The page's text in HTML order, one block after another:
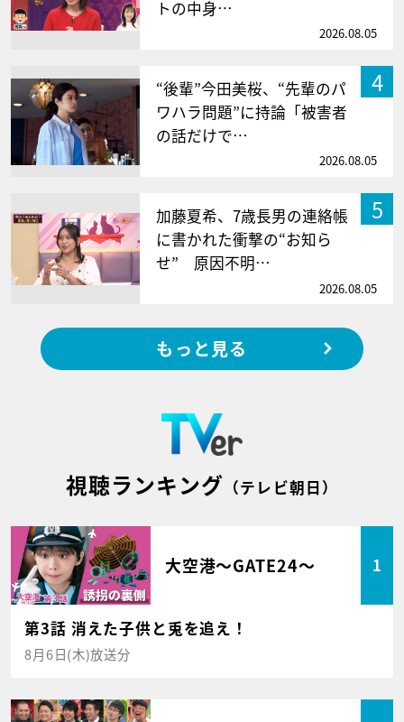
トの中身…
2026.08.05
4
“後輩”今田美桜、“先輩のパ
ワハラ問題”に持論「被害者
の話だけで…
2026.08.05
5
加藤夏希、7歳長男の連絡帳
に書かれた衝撃の“お知ら
せ” 原因不明…
2026.08.05
もっと見る
視聴ランキング （テレビ朝日）
大空港～GATE24～ 1
第3話 消えた子供と兎を追え！
8月6日(木)放送分